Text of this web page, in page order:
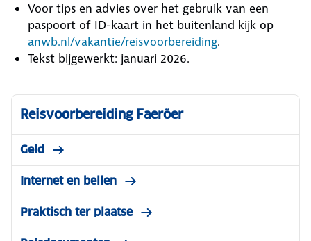
Voor tips en advies over het gebruik van een
paspoort of ID-kaart in het buitenland kijk op
anwb.nl/vakantie/reisvoorbereiding.
Tekst bijgewerkt: januari 2026.
Reisvoorbereiding Faeröer
Geld
Internet en bellen
Praktisch ter plaatse